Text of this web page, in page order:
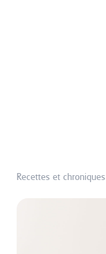
Recettes et chroniques